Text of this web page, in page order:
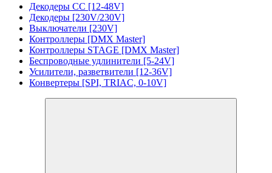
Декодеры CC [12-48V]
Декодеры [230V/230V]
Выключатели [230V]
Контроллеры [DMX Master]
Контроллеры STAGE [DMX Master]
Беспроводные удлинители [5-24V]
Усилители, разветвители [12-36V]
Конвертеры [SPI, TRIAC, 0-10V]